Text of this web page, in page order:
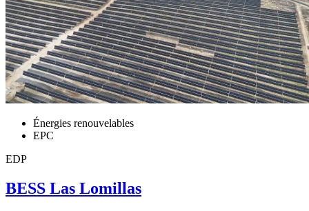
Énergies renouvelables
EPC
EDP
BESS Las Lomillas